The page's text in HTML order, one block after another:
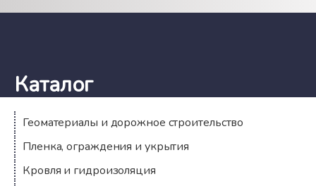
Каталог
Геоматериалы и дорожное строительство
Пленка, ограждения и укрытия
Кровля и гидроизоляция